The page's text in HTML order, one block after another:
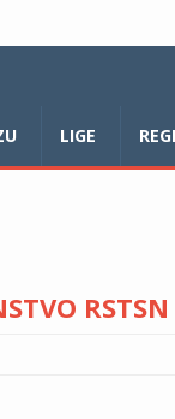
LIGE